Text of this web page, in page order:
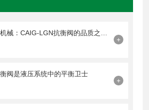
+
阀是液压系统中的平衡卫士
+